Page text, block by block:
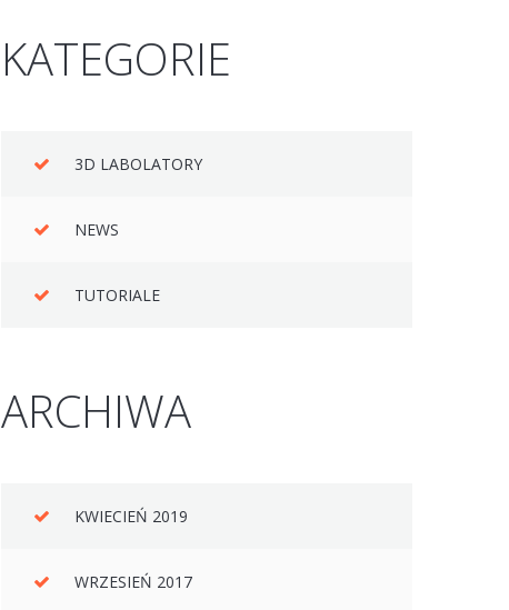
KATEGORIE
3D LABOLATORY
NEWS
TUTORIALE
ARCHIWA
KWIECIEŃ 2019
WRZESIEŃ 2017